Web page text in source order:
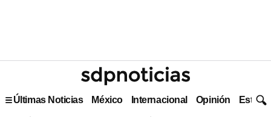
Últimas Noticias México Internacional Opinión Estilo